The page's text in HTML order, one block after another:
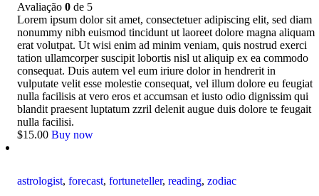
Avaliação 0 de 5
Lorem ipsum dolor sit amet, consectetuer adipiscing elit, sed diam
nonummy nibh euismod tincidunt ut laoreet dolore magna aliquam
erat volutpat. Ut wisi enim ad minim veniam, quis nostrud exerci
tation ullamcorper suscipit lobortis nisl ut aliquip ex ea commodo
consequat. Duis autem vel eum iriure dolor in hendrerit in
vulputate velit esse molestie consequat, vel illum dolore eu feugiat
nulla facilisis at vero eros et accumsan et iusto odio dignissim qui
blandit praesent luptatum zzril delenit augue duis dolore te feugait
nulla facilisi.
$15.00 Buy now
astrologist, forecast, fortuneteller, reading, zodiac